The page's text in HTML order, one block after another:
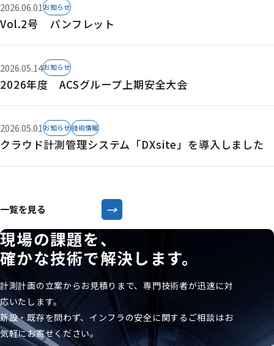
2026.06.01 お知らせ
Vol.2号 パンフレット
2026.05.14お知らせ
2026年度 ACSグループ上期安全大会
2026.05.01お知らせ技術情報
クラウド計測管理システム「DXsite」を導入しました
一覧を見る →
現場の課題を、
確かな技術で解決します。
計測計画の立案からお見積りまで、専門技術者が迅速に対
応いたします。
新設・既存を問わず、インフラの安全に関するご相談はお
気軽にお寄せください。